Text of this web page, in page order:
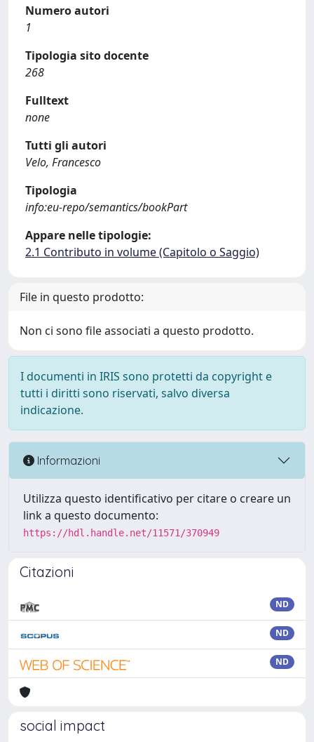
Numero autori
1
Tipologia sito docente
268
Fulltext
none
Tutti gli autori
Velo, Francesco
Tipologia
info:eu-repo/semantics/bookPart
Appare nelle tipologie:
2.1 Contributo in volume (Capitolo o Saggio)
File in questo prodotto:
Non ci sono file associati a questo prodotto.
I documenti in IRIS sono protetti da copyright e
tutti i diritti sono riservati, salvo diversa
indicazione.
Informazioni
Utilizza questo identificativo per citare o creare un
link a questo documento:
https://hdl.handle.net/11571/370949
Citazioni
ND
ND
ND
social impact